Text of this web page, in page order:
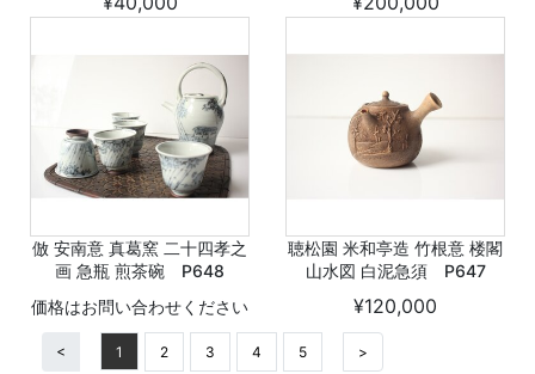
倣 安南意 真葛窯 二十四孝之
画 急瓶 煎茶碗 P648
価格はお問い合わせください
聴松園 米和亭造 竹根意 楼閣
山水図 白泥急須 P647
¥120,000
< 1 2 3 4 5 >